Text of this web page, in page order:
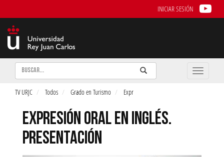
INICIAR SESIÓN
Buscar Enviar
Buscar
Toggle
TV URJC Todos Grado en Turismo Expr
EXPRESIÓN ORAL EN INGLÉS.
PRESENTACIÓN